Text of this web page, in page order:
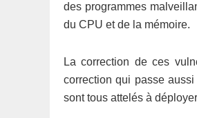
des programmes
du CPU et de la mémoire.
La correction de ces
correction qui passe
sont tous attelés à